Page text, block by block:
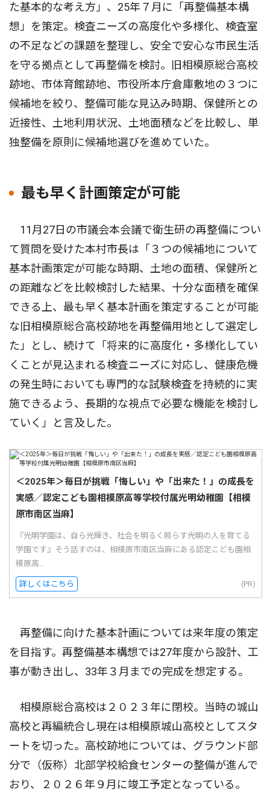
た基本的な考え方」、25年７月に「再整備基本構
想」を策定。検査ニーズの高度化や多様化、検査室
の不足などの課題を整理し、安全で安心な市民生活
を守る拠点として再整備を検討。旧相模原総合高校
跡地、市体育館跡地、市役所本庁倉庫敷地の３つに
候補地を絞り、整備可能な見込み時期、保健所との
近接性、土地利用状況、土地面積などを比較し、単
独整備を原則に候補地選びを進めていた。
最も早く計画策定が可能
11月27日の市議会本会議で衛生研の再整備につい
て質問を受けた本村市長は「３つの候補地について
基本計画策定が可能な時期、土地の面積、保健所と
の距離などを比較検討した結果、十分な面積を確保
できる上、最も早く基本計画を策定することが可能
な旧相模原総合高校跡地を再整備用地として選定し
た」とし、続けて「将来的に高度化・多様化してい
くことが見込まれる検査ニーズに対応し、健康危機
の発生時においても専門的な試験検査を持続的に実
施できるよう、長期的な視点で必要な機能を検討し
ていく」と言及した。
＜2025年＞毎日が挑戦「悔しい」や「出来た！」の成長を
実感／認定こども園相模原高等学校付属光明幼稚園【相模
原市南区当麻】
『光明学園は、自ら光輝き、社会を明るく照らす光明の人を育てる
学園です』そう話すのは、相模原市南区当麻にある認定こども園相
模原高...
詳しくはこちら (PR)
再整備に向けた基本計画については来年度の策定
を目指す。再整備基本構想では27年度から設計、工
事が動き出し、33年３月までの完成を想定する。
相模原総合高校は２０２３年に閉校。当時の城山
高校と再編統合し現在は相模原城山高校としてスタ
ートを切った。高校跡地については、グラウンド部
分で（仮称）北部学校給食センターの整備が進んで
おり、２０２６年９月に竣工予定となっている。